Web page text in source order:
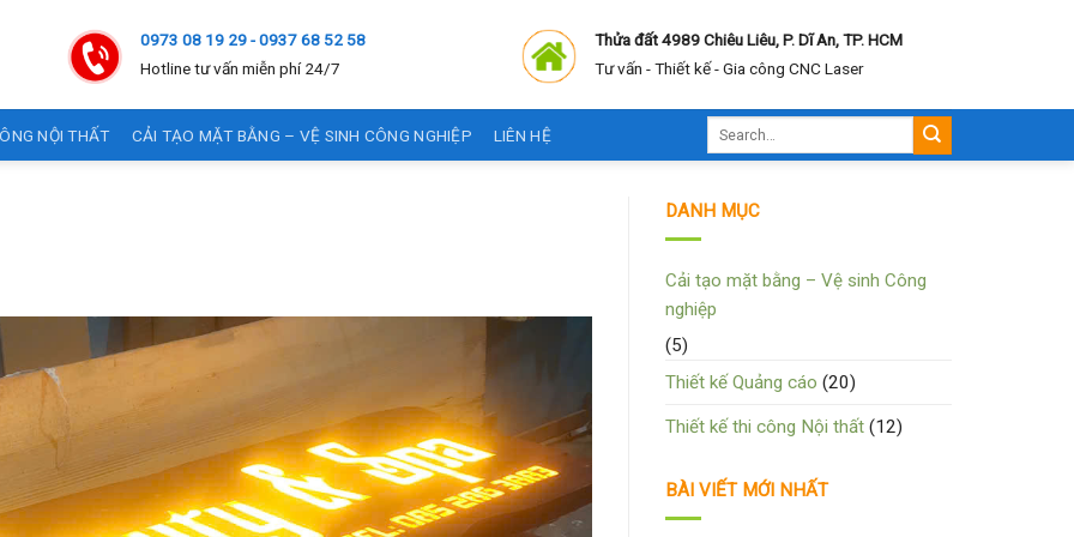
0973 08 19 29 - 0937 68 52 58
Hotline tư vấn miễn phí 24/7
Thửa đất 4989 Chiêu Liêu, P. Dĩ An, TP. HCM
Tư vấn - Thiết kế - Gia công CNC Laser
NỘI THẤT CẢI TẠO MẶT BẰNG – VỆ SINH CÔNG NGHIỆP LIÊN HỆ
DANH MỤC
Cải tạo mặt bằng – Vệ sinh Công
nghiệp
(5)
Thiết kế Quảng cáo (20)
Thiết kế thi công Nội thất (12)
BÀI VIẾT MỚI NHẤT